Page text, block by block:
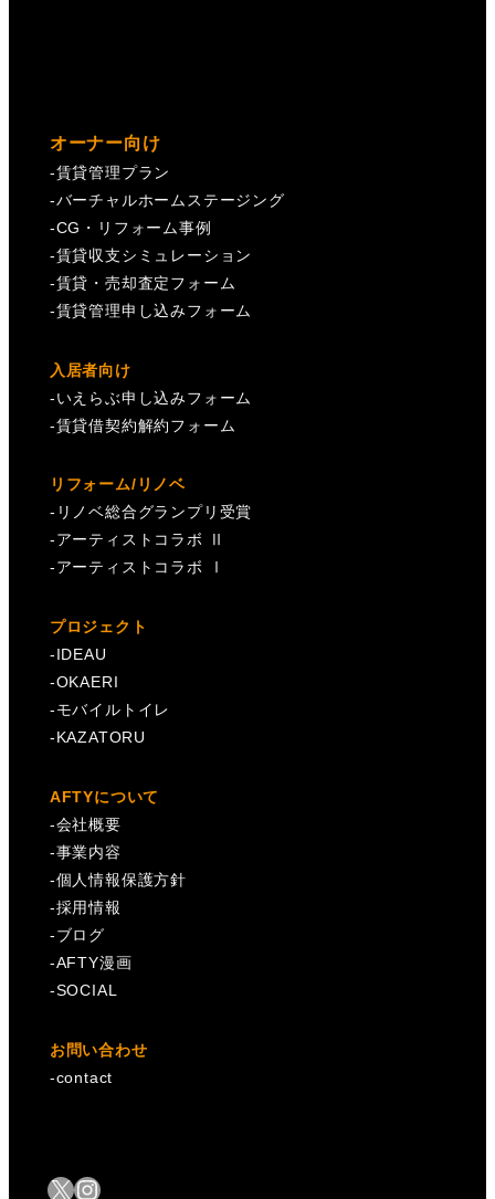
オーナー向け
-賃貸管理プラン
-バーチャルホームステージング
-CG・リフォーム事例
-賃貸収支シミュレーション
-賃貸・売却査定フォーム
-賃貸管理申し込みフォーム
入居者向け
-いえらぶ申し込みフォーム
-賃貸借契約解約フォーム
リフォーム/リノベ
- リノベ総合グランプリ受賞
-アーティストコラボ Ⅱ
-アーティストコラボ Ⅰ
プロジェクト
-IDEAU
-OKAERI
-モバイルトイレ
-KAZATORU
AFTYについて
-会社概要
-事業内容
-個人情報保護方針
-採用情報
-ブログ
-AFTY漫画
-SOCIAL
お問い合わせ
-contact
X Instagram